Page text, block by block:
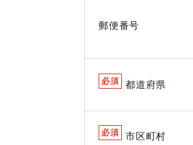
郵便番号
必須 都道府県
必須 市区町村